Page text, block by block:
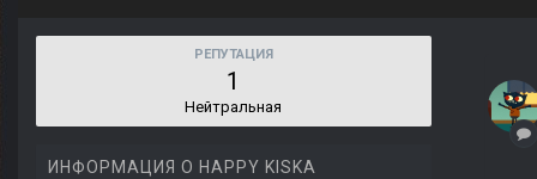
РЕПУТАЦИЯ
1
Нейтральная
ИНФОРМАЦИЯ О HAPPY KISKA